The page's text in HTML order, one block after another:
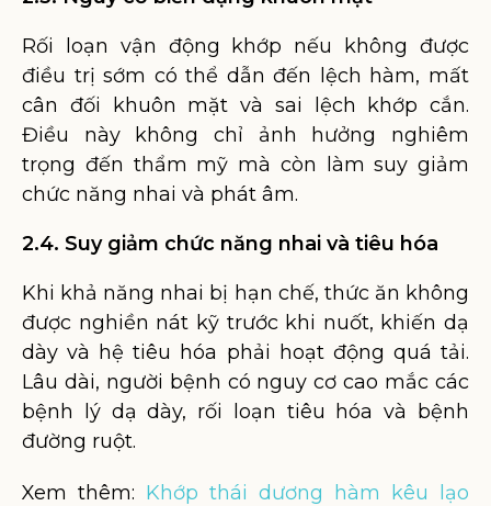
Rối loạn vận động khớp nếu không được
điều trị sớm có thể dẫn đến lệch hàm, mất
cân đối khuôn mặt và sai lệch khớp cắn.
Điều này không chỉ ảnh hưởng nghiêm
trọng đến thẩm mỹ mà còn làm suy giảm
chức năng nhai và phát âm.
2.4. Suy giảm chức năng nhai và tiêu hóa
Khi khả năng nhai bị hạn chế, thức ăn không
được nghiền nát kỹ trước khi nuốt, khiến dạ
dày và hệ tiêu hóa phải hoạt động quá tải.
Lâu dài, người bệnh có nguy cơ cao mắc các
bệnh lý dạ dày, rối loạn tiêu hóa và bệnh
đường ruột.
Xem thêm: Khớp thái dương hàm kêu lạo